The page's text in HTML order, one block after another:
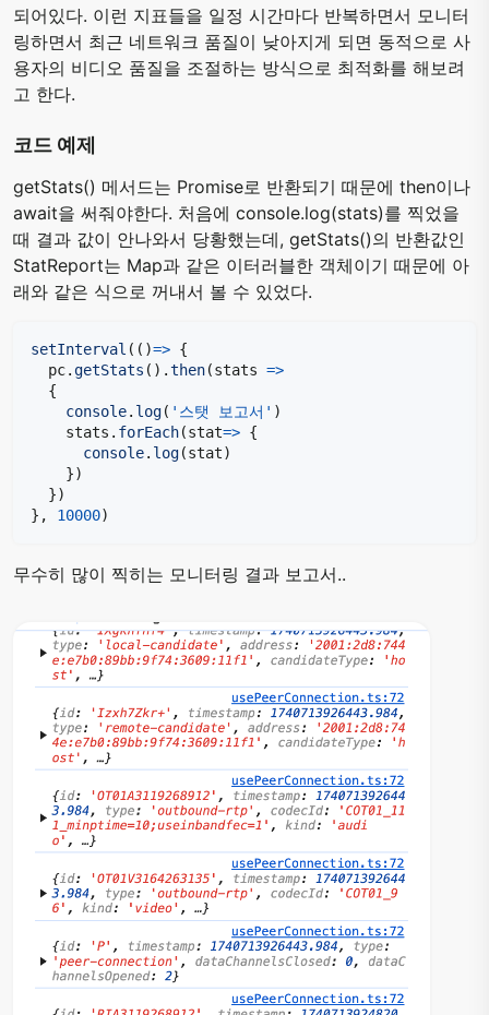
되어있다. 이런 지표들을 일정 시간마다 반복하면서 모니터
링하면서 최근 네트워크 품질이 낮아지게 되면 동적으로 사
용자의 비디오 품질을 조절하는 방식으로 최적화를 해보려
고 한다.
코드 예제
getStats() 메서드는 Promise로 반환되기 때문에 then이나
await을 써줘야한다. 처음에 console.log(stats)를 찍었을
때 결과 값이 안나와서 당황했는데, getStats()의 반환값인
StatReport는 Map과 같은 이터러블한 객체이기 때문에 아
래와 같은 식으로 꺼내서 볼 수 있었다.
setInterval ( ( )=> {
  pc
.getStats ( ) .then(stats =>
{
console. log( '스탯 보고서' )
    stats
. forEach(stat=> {
console. log(stat)
})
})
} , 10000)
무수히 많이 찍히는 모니터링 결과 보고서..